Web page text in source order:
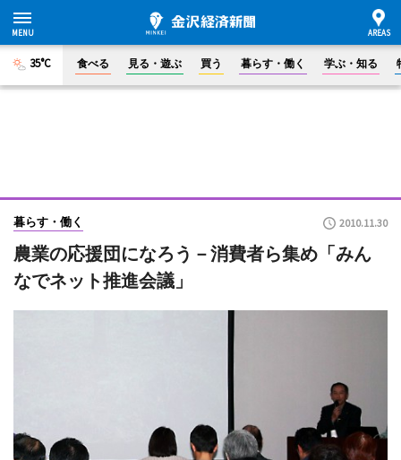
35°C 食べる 見る・遊ぶ 買う 暮らす・働く 学ぶ・知る
暮らす・働く 2010.11.30
農業の応援団になろう－消費者ら集め「みん
なでネット推進会議」